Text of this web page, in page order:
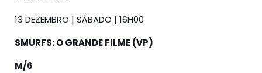
13 DEZEMBRO | SÁBADO | 16H00
SMURFS: O GRANDE FILME (VP)
M/6